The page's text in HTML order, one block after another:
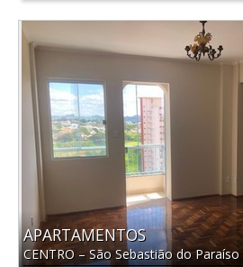
APARTAMENTOS
CENTRO –São Sebastião do Paraíso